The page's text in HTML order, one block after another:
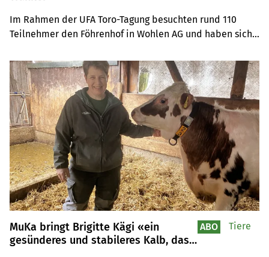
Im Rahmen der UFA Toro-Tagung besuchten rund 110
Teilnehmer den Föhrenhof in Wohlen AG und haben sich
Tiergesundheit in der Grossviehmast ausgetauscht.
MuKa bringt Brigitte Kägi «ein
gesünderes und stabileres Kalb, das
ABO Tiere